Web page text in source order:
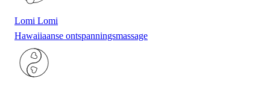
Lomi Lomi
Hawaiiaanse ontspanningsmassage